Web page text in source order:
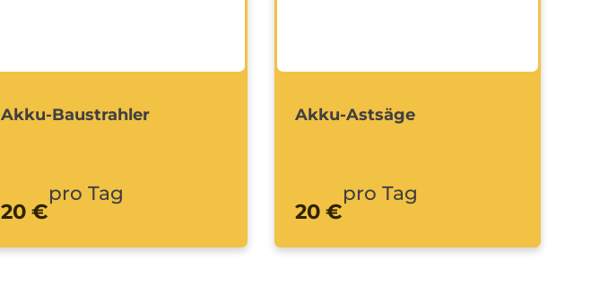
Akku-Baustrahler
20 €
pro Tag
Akku-Astsäge
20 €
pro Tag